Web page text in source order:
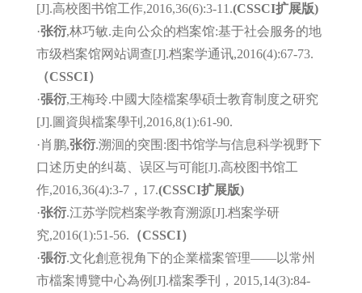
[J].高校图书馆工作,2016,36(6):3-11.(CSSCI扩展版)
·张衍,林巧敏.走向公众的档案馆:基于社会服务的地
市级档案馆网站调查[J].档案学通讯,2016(4):67-73.
（CSSCI）
·張衍,王梅玲.中國大陸檔案學碩士教育制度之研究
[J].圖資與檔案學刊,2016,8(1):61-90.
·肖鹏,张衍.溯洄的突围:图书馆学与信息科学视野下
口述历史的纠葛、误区与可能[J].高校图书馆工
作,2016,36(4):3-7，17.(CSSCI扩展版)
·张衍.江苏学院档案学教育溯源[J].档案学研
究,2016(1):51-56. （CSSCI）
·張衍.文化創意視角下的企業檔案管理——以常州
市檔案博覽中心為例[J].檔案季刊，2015,14(3):84-